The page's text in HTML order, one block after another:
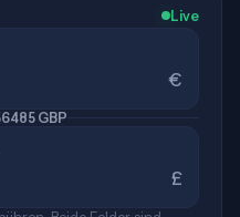
Live
€
GBP
£